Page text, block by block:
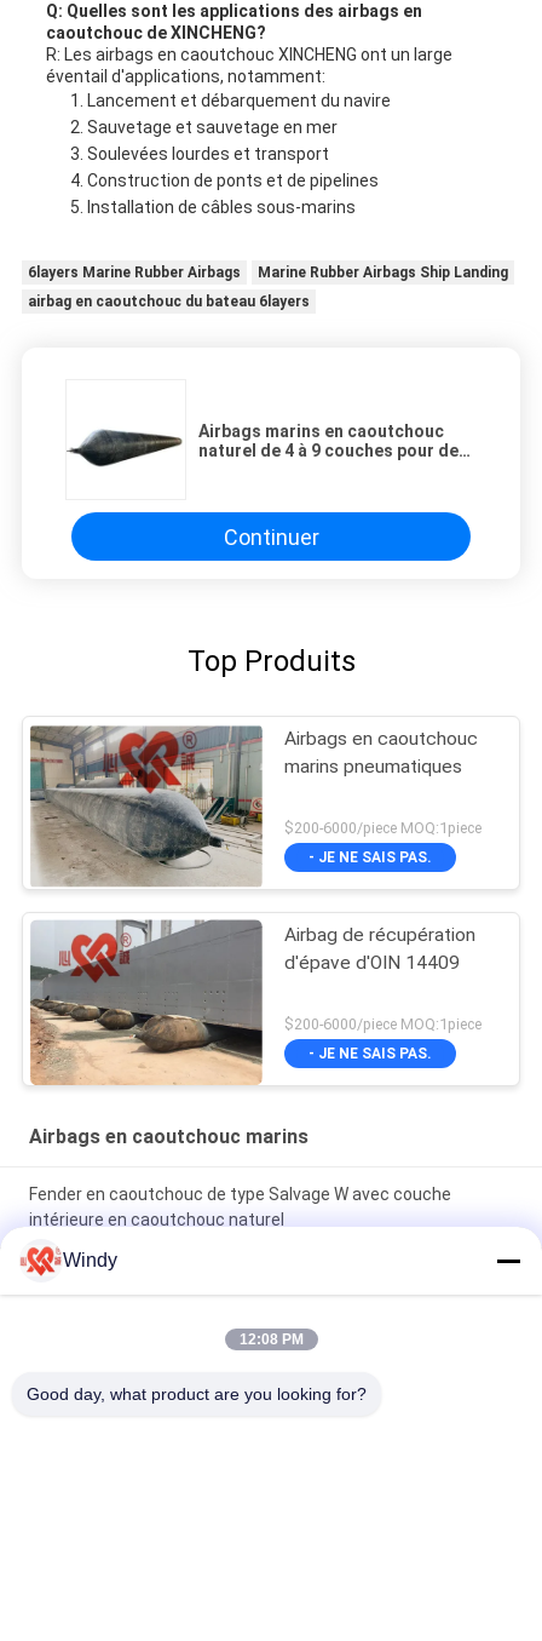
Q: Quelles sont les applications des airbags en
caoutchouc de XINCHENG?
R: Les airbags en caoutchouc XINCHENG ont un large
éventail d'applications, notamment:
Lancement et débarquement du navire
Sauvetage et sauvetage en mer
Soulevées lourdes et transport
Construction de ponts et de pipelines
Installation de câbles sous-marins
6layers Marine Rubber Airbags
Marine Rubber Airbags Ship Landing
airbag en caoutchouc du bateau 6layers
Airbags marins en caoutchouc
naturel de 4 à 9 couches pour des
Continuer
Top Produits
Airbags en caoutchouc
marins pneumatiques
$200-6000/piece MOQ:1piece
- JE NE SAIS PAS.
Airbag de récupération
d'épave d'OIN 14409
$200-6000/piece MOQ:1piece
- JE NE SAIS PAS.
Airbags en caoutchouc marins
Fender en caoutchouc de type Salvage W avec couche
intérieure en caoutchouc naturel
Pression 0,05-0,25 MPA Airbags en caoutchouc marine
Épaisseur 6 mm-20 mm Couches 4-9 Conception de
des quais 6-8 ans de durée de vie
Windy
12:08 PM
Good day, what product are you looking for?